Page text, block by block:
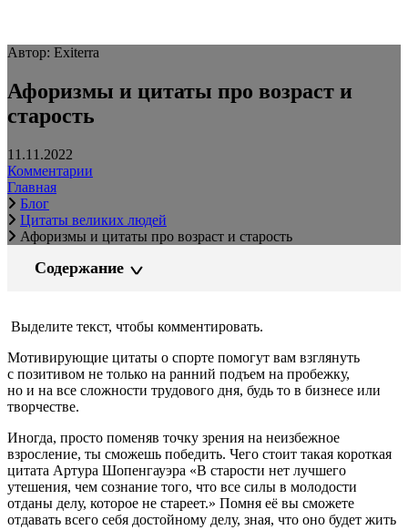
Автор: Exiterra
Афоризмы и цитаты про возраст и
старость
11.11.2022
Комментарии
Главная
Блог
Цитаты великих людей
Афоризмы и цитаты про возраст и старость
Содержание
Выделите текст, чтобы комментировать.
Мотивирующие цитаты о спорте помогут вам взглянуть
с позитивом не только на ранний подъем на пробежку,
но и на все сложности трудового дня, будь то в бизнесе или
творчестве.
Иногда, просто поменяв точку зрения на неизбежное
взросление, ты сможешь победить. Чего стоит такая короткая
цитата Артура Шопенгауэра «В старости нет лучшего
утешения, чем сознание того, что все силы в молодости
отданы делу, которое не стареет.» Помня её вы сможете
отдавать всего себя достойному делу, зная, что оно будет жить